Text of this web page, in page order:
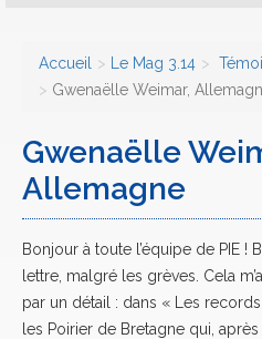
Accueil Le Mag 3.14
Gwenaëlle Weimar,
Gwenaëlle
Allemagne
Bonjour à toute l’équipe de PIE !
lettre, malgré les grèves. Cela
par un détail : dans « Les
les Poirier de Bretagne qui,